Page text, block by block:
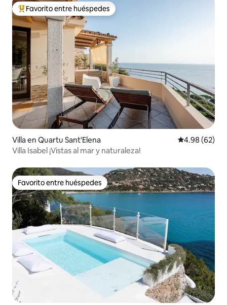
Favorito entre huéspedes preferido
Favorito entre huéspedes
Villa en Quartu Sant'Elena Calificación
4.98 (62)
Villa Isabel ¡Vistas al mar y naturaleza!
Favorito entre huéspedes
Favorito entre huéspedes